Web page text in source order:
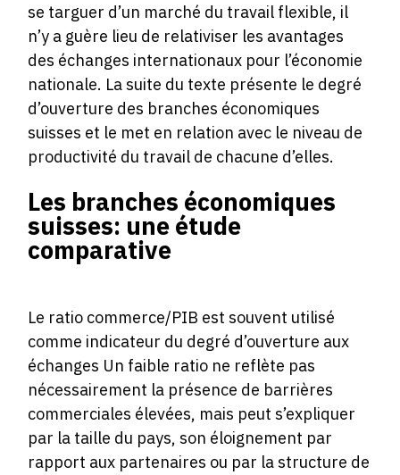
se targuer d’un marché du travail flexible, il
n’y a guère lieu de relativiser les avantages
des échanges internationaux pour l’économie
nationale. La suite du texte présente le degré
d’ouverture des branches économiques
suisses et le met en relation avec le niveau de
productivité du travail de chacune d’elles.
Les branches économiques
suisses: une étude
comparative
Le ratio commerce/PIB est souvent utilisé
comme indicateur du degré d’ouverture aux
échanges Un faible ratio ne reflète pas
nécessairement la présence de barrières
commerciales élevées, mais peut s’expliquer
par la taille du pays, son éloignement par
rapport aux partenaires ou par la structure de